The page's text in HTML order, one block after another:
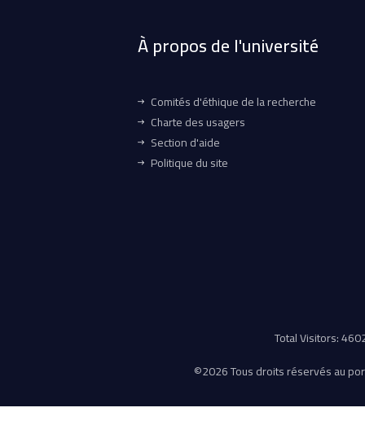
À propos de l'université
Comités d'éthique de la recherche
Charte des usagers
Section d'aide
Politique du site
Total Visitors:
©2026 Tous droits réservés au